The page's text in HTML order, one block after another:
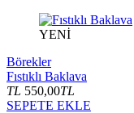
YENİ
Börekler
Fıstıklı Baklava
TL 550,00TL
SEPETE EKLE